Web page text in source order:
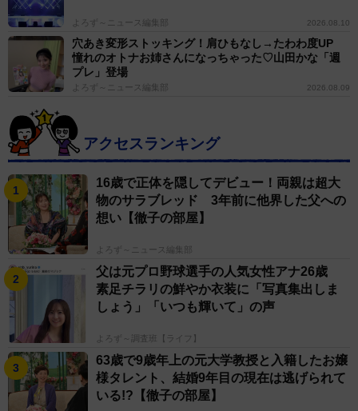
よろず～ニュース編集部 2026.08.10
穴あき変形ストッキング！肩ひもなし→たわわ度UP
憧れのオトナお姉さんになっちゃった♡山田かな「週
プレ」登場
よろず～ニュース編集部 2026.08.09
アクセスランキング
16歳で正体を隠してデビュー！両親は超大
物のサラブレッド 3年前に他界した父への
想い【徹子の部屋】
よろず～ニュース編集部
父は元プロ野球選手の人気女性アナ26歳
素足チラリの鮮やか衣装に「写真集出しま
しょう」「いつも輝いて」の声
よろず～調査班【ライフ】
63歳で9歳年上の元大学教授と入籍したお嬢
様タレント、結婚9年目の現在は逃げられて
いる!?【徹子の部屋】